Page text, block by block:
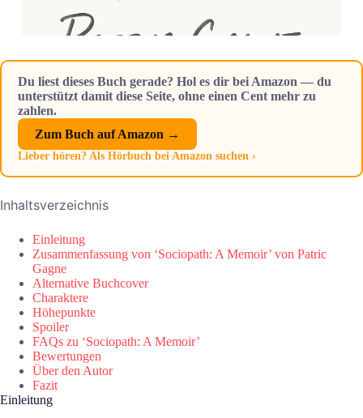
Du liest dieses Buch gerade? Hol es dir bei Amazon — du
unterstützt damit diese Seite, ohne einen Cent mehr zu
zahlen.
Zum Buch auf Amazon →
Lieber hören? Als Hörbuch bei Amazon suchen ›
Inhaltsverzeichnis
Einleitung
Zusammenfassung von ‘Sociopath: A Memoir’ von Patric
Gagne
Alternative Buchcover
Charaktere
Höhepunkte
Spoiler
FAQs zu ‘Sociopath: A Memoir’
Bewertungen
Über den Autor
Fazit
Einleitung